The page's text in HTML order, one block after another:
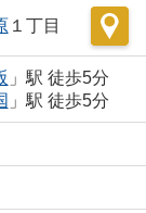
１丁目
」駅 徒歩5分
」駅 徒歩5分